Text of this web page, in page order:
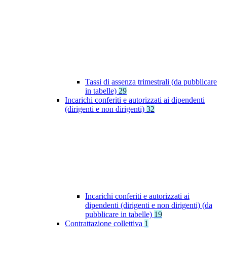
Tassi di assenza trimestrali (da pubblicare
in tabelle) 29
Incarichi conferiti e autorizzati ai dipendenti
(dirigenti e non dirigenti) 32
Incarichi conferiti e autorizzati ai
dipendenti (dirigenti e non dirigenti) (da
pubblicare in tabelle) 19
Contrattazione collettiva 1